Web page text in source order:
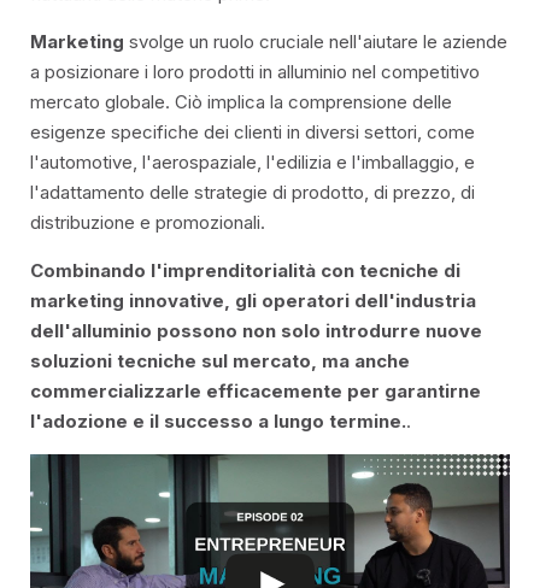
IT
FR
Marketing svolge un ruolo cruciale nell'aiutare le aziende
a posizionare i loro prodotti in alluminio nel competitivo
mercato globale. Ciò implica la comprensione delle
esigenze specifiche dei clienti in diversi settori, come
l'automotive, l'aerospaziale, l'edilizia e l'imballaggio, e
l'adattamento delle strategie di prodotto, di prezzo, di
distribuzione e promozionali.
Combinando l'imprenditorialità con tecniche di
marketing innovative, gli operatori dell'industria
dell'alluminio possono non solo introdurre nuove
soluzioni tecniche sul mercato, ma anche
commercializzarle efficacemente per garantirne
l'adozione e il successo a lungo termine..